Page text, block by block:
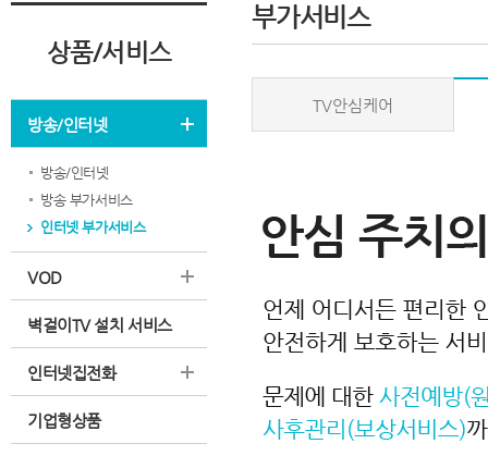
상품/서비스
방송/인터넷
방송/인터넷
방송 부가서비스
인터넷 부가서비스
VOD
벽걸이TV 설치 서비스
인터넷집전화
기업형상품
부가서비스
TV안심케어